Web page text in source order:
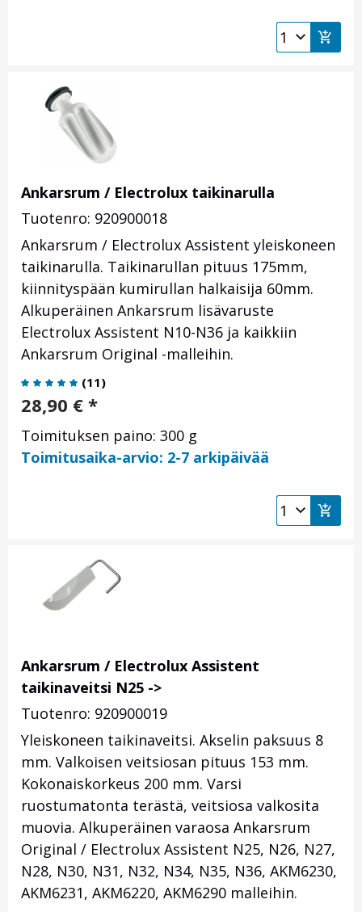
Ankarsrum / Electrolux taikinarulla
Tuotenro: 920900018
Ankarsrum / Electrolux Assistent yleiskoneen
taikinarulla. Taikinarullan pituus 175mm,
kiinnityspään kumirullan halkaisija 60mm.
Alkuperäinen Ankarsrum lisävaruste
Electrolux Assistent N10-N36 ja kaikkiin
Ankarsrum Original -malleihin.
(11)
28,90 € *
Toimituksen paino: 300 g
Toimitusaika-arvio: 2-7 arkipäivää
Ankarsrum / Electrolux Assistent
taikinaveitsi N25 ->
Tuotenro: 920900019
Yleiskoneen taikinaveitsi. Akselin paksuus 8
mm. Valkoisen veitsiosan pituus 153 mm.
Kokonaiskorkeus 200 mm. Varsi
ruostumatonta terästä, veitsiosa valkosita
muovia. Alkuperäinen varaosa Ankarsrum
Original / Electrolux Assistent N25, N26, N27,
N28, N30, N31, N32, N34, N35, N36, AKM6230,
AKM6231, AKM6220, AKM6290 malleihin.